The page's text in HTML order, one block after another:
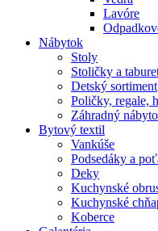
Lavóre
Nábytok
Stoly
Stoličky a
Detský sortiment
Poličky, regale,
Záhradný
Bytový textil
Vankúše
Podsedáky a
Deky
Kuchynské
Kuchynské
Koberce